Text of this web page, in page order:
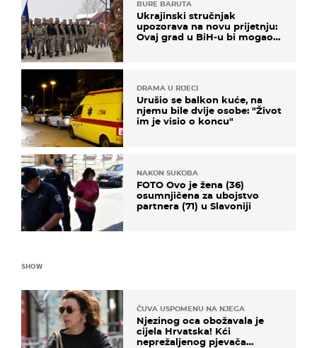
BURE BARUTA
Ukrajinski stručnjak
upozorava na novu prijetnju:
Ovaj grad u BiH-u bi mogao
DRAMA U RIJECI
Urušio se balkon kuće, na
njemu bile dvije osobe: "Život
im je visio o koncu"
NAKON SUKOBA
FOTO Ovo je žena (36)
osumnjičena za ubojstvo
partnera (71) u Slavoniji
SHOW
ČUVA USPOMENU NA NJEGA
Njezinog oca obožavala je
cijela Hrvatska! Kći
neprežaljenog pjevača